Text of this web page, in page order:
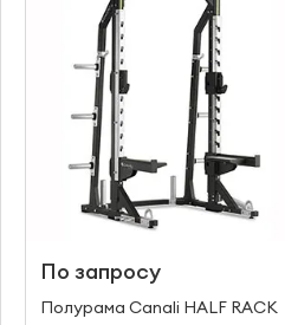
По запросу
Полурама Canali HALF RACK